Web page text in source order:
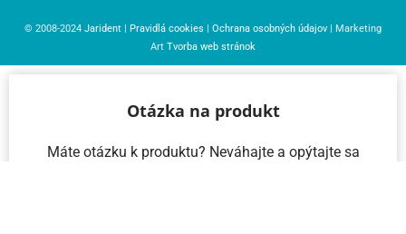
© 2008-2024 Jarident Pravidlá cookies Ochrana osobných údajov | Marketing
Art Tvorba web stránok
Otázka na produkt
Máte otázku k produktu? Neváhajte a opýtajte sa